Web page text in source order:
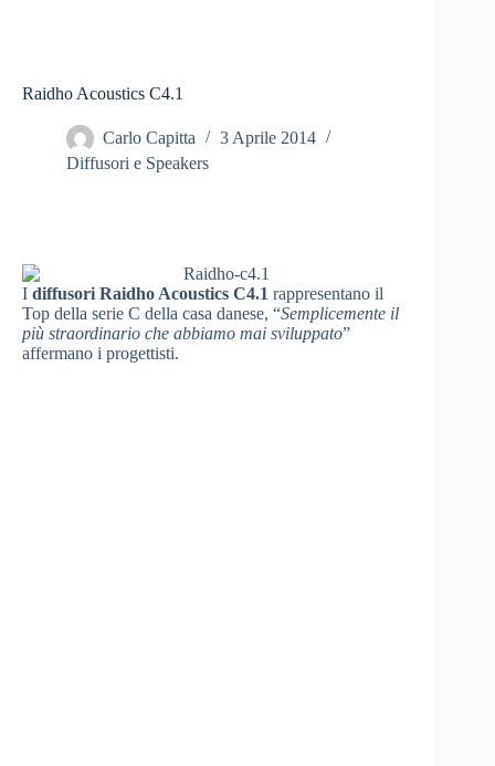
Raidho Acoustics C4.1
Carlo Capitta
3 Aprile 2014
Diffusori e Speakers
I diffusori Raidho Acoustics C4.1 rappresentano il
Top della serie C della casa danese, “Semplicemente il
più straordinario che abbiamo mai sviluppato”
affermano i progettisti.